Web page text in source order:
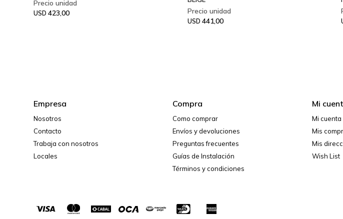
USD 423,00
USD 441,00
Empresa
Nosotros
Contacto
Trabaja con nosotros
Locales
Compra
Como comprar
Envíos y devoluciones
Preguntas frecuentes
Guías de Instalación
Términos y condiciones
Mi
Mi cuenta
Mis
Mis
Wish List